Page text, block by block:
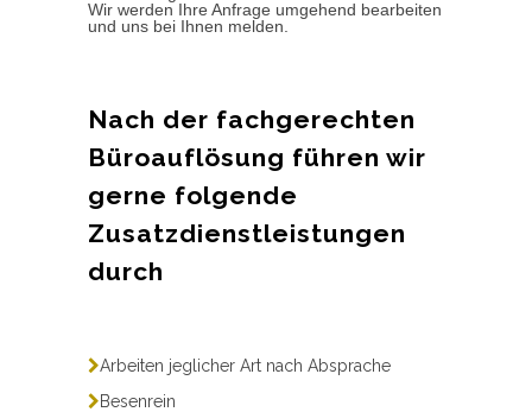
Wir werden Ihre Anfrage umgehend bearbeiten
und uns bei Ihnen melden.
Nach der fachgerechten
Büroauflösung führen wir
gerne folgende
Zusatzdienstleistungen
durch
Arbeiten jeglicher Art nach Absprache
Besenrein